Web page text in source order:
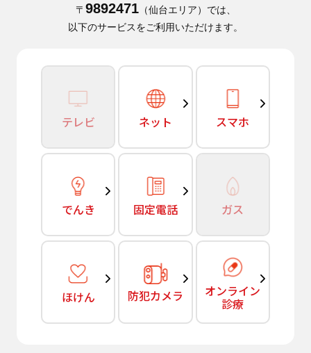
〒 9892471（仙台エリア）では、
以下のサービスをご利用いただけます。
テレビ ネット スマホ
でんき 固定電話 ガス
ほけん 防犯カメラ オンライン
診療